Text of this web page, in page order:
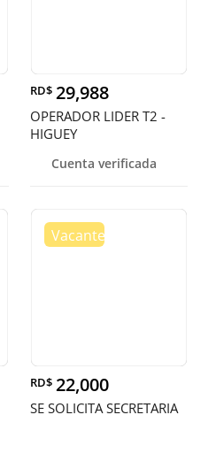
RD$ 29,988
OPERADOR LIDER T2 -
HIGUEY
Cuenta verificada
RD$ 22,000
SE SOLICITA SECRETARIA